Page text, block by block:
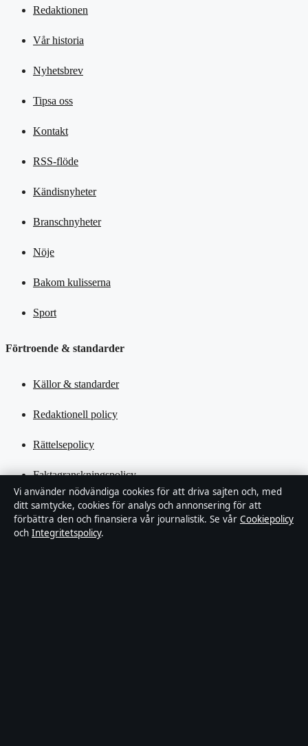
Redaktionen
Vår historia
Nyhetsbrev
Tipsa oss
Kontakt
RSS-flöde
Kändisnyheter
Branschnyheter
Nöje
Bakom kulisserna
Sport
Förtroende & standarder
Källor & standarder
Redaktionell policy
Rättelsepolicy
Faktagranskningspolicy
Ägande & finansiering
Integritetspolicy
Vi använder nödvändiga cookies för att driva sajten och, med
ditt samtycke, cookies för analys och annonsering för att
förbättra den och finansiera vår journalistik. Se vår Cookiepolicy
och Integritetspolicy.